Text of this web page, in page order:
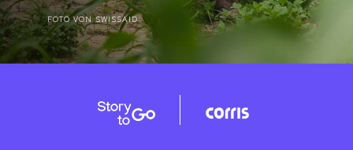
FOTO VON SWISSAID